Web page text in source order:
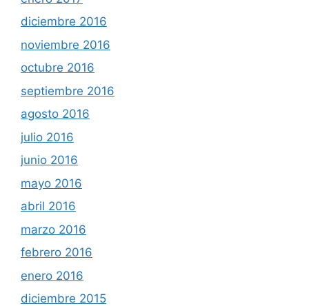
diciembre 2016
noviembre 2016
octubre 2016
septiembre 2016
agosto 2016
julio 2016
junio 2016
mayo 2016
abril 2016
marzo 2016
febrero 2016
enero 2016
diciembre 2015